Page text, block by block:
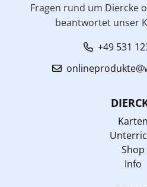
Fragen rund um Diercke
beantwortet unser
+49 531
Karten
Shop
Info